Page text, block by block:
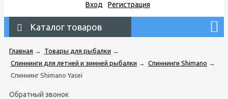
Вход
Регистрация
Каталог товаров
Главная → Товары для рыбалки →
Спиннинги для летней и зимней рыбалки → Спиннинги Shimano →
Спиннинг Shimano Yasei
Обратный звонок